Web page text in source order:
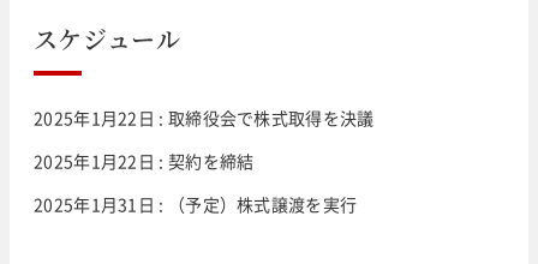
スケジュール
2025年1月22日 : 取締役会で株式取得を決議
2025年1月22日 : 契約を締結
2025年1月31日 : （予定）株式譲渡を実行